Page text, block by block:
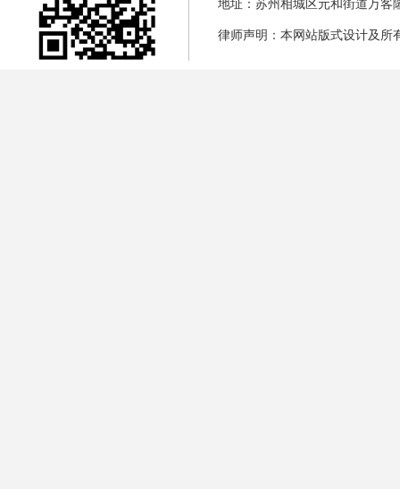
地址：苏州相城区元和街道万客
律师声明：本网站版式设计及所